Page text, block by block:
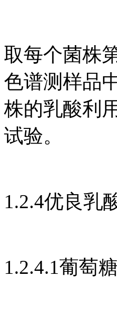
取每个菌株
色谱测样品
株的乳酸利
试验。
1.2.4优良乳
1.2.4.1葡萄